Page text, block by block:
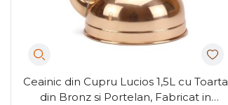
Ceainic din Cupru Lucios 1,5L cu Toarta
din Bronz si Portelan, Fabricat in